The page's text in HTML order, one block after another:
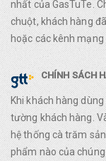
nhất của GasTuTe.
chuột, khách hàng
hoặc các kênh mạng
CHÍNH SÁCH
Khi khách hàng
tường khách hàng.
hệ thống cà trăm
phẩm nào của